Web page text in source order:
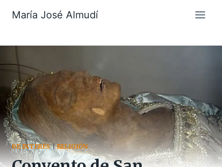
María José Almudí
DE INTERÉS|RELIGIÓN